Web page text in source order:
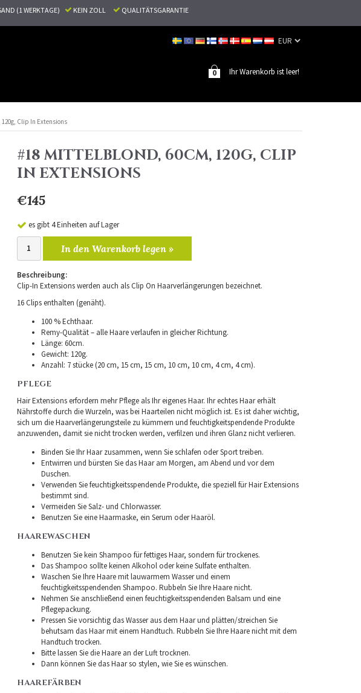
(1 WERKTAGE) KEIN ZOLL QUALITÄTSGARANTIE
Ihr Warenkorb ist leer!
0
Clip In Extensions
#18 MITTELBLOND, 60CM, 120G, CLIP
IN EXTENSIONS
€145
es gibt 4 Einheiten auf Lager
In den Warenkorb legen »
Beschreibung:
Clip-In Extensions werden auch als Clip On Haarverlängerungen bezeichnet.
16 Clips enthalten (genäht).
100 % Echthaar.
Remy-Qualität – alle Haare verlaufen in gleicher Richtung.
Länge: 60cm.
Gewicht: 120g.
Anzahl: 7 stücke (20 cm, 15 cm, 15 cm, 10 cm, 10 cm, 4 cm, 4 cm).
PFLEGE
Hair Extensions erfordern mehr Pflege als Ihr eigenes Haar. Ihr echtes Haar erhält
Nährstoffe durch die Wurzeln, was bei Haarteilen nicht möglich ist. Es ist daher wichtig,
sich um die Haarverlängerungsteile zu kümmern und feuchtigkeitspendende Produkte
anzuwenden, damit sie nicht trocken werden, verfilzen und ihren Glanz nicht verlieren.
Binden Sie Ihr Haar zusammen, wenn Sie schlafen oder Sport treiben.
Entwirren und bürsten Sie das Haar am Morgen, am Abend und vor dem
Duschen.
Verwenden Sie feuchtigkeitsspendende Produkte, die speziell für Hair Extensions
bestimmt sind.
Vermeiden Sie Salz- und Chlorwasser.
Benutzen Sie eine Haarmaske, ein Serum oder Haaröl.
HAAREWASCHEN
Benutzen Sie kein Shampoo für fettiges Haar, sondern für trockenes.
Das Shampoo sollte keinen Alkohol oder keine Sulfate enthalten.
Waschen Sie Ihre Haare mit lauwarmem Wasser und einem
feuchtigkeitsspendenden Shampoo. Rubbeln Sie Ihre Haare nicht.
Nehmen Sie anschließend einen feuchtigkeitsspendenden Balsam und eine
Pflegepackung.
Pressen Sie vorsichtig das Wasser aus dem Haar und plätten/streichen Sie
behutsam das Haar mit einem Handtuch. Rubbeln Sie Ihre Haare nicht mit dem
Handtuch trocken.
Bitte lassen Sie die Haare an der Luft trocknen.
Dann können Sie das Haar so stylen, wie Sie es wünschen.
HAAREFÄRBEN